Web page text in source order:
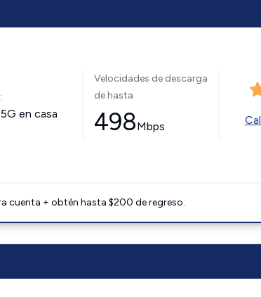
en casa
Velocidades de descarga
de hasta
498Mbps
cuenta + obtén hasta $200 de regreso.